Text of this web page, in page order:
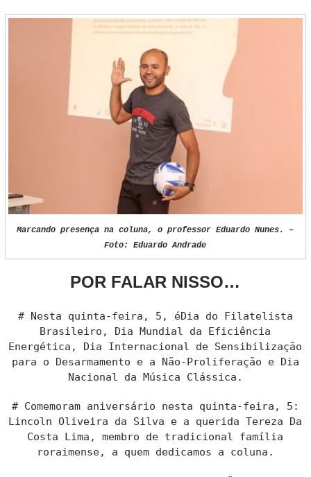
Marcando presença na coluna, o professor Eduardo Nunes. –
Foto: Eduardo Andrade
POR FALAR NISSO…
# Nesta quinta-feira, 5, éDia do Filatelista
Brasileiro, Dia Mundial da Eficiência
Energética, Dia Internacional de Sensibilização
para o Desarmamento e a Não-Proliferação e Dia
Nacional da Música Clássica.
# Comemoram aniversário nesta quinta-feira, 5:
Lincoln Oliveira da Silva e a querida Tereza Da
Costa Lima, membro de tradicional família
roraimense, a quem dedicamos a coluna.